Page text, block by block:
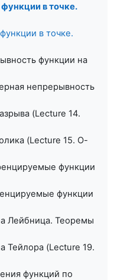
в точке.
в точке.
функции на
непрерывность
(Lecture 14.
(Lecture 15. O-
функции
функции
Лейбница. Теоремы
Тейлора (Lecture 19.
функций по